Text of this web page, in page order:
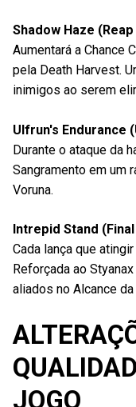
Shadow Haze
Aumentará a Chance
pela Death Harvest.
inimigos ao serem
Ulfrun's Endurance
Durante o ataque da
Sangramento em um
Voruna.
Intrepid Stand
Cada lança que
Reforçada ao
aliados no Alcance
JOGO